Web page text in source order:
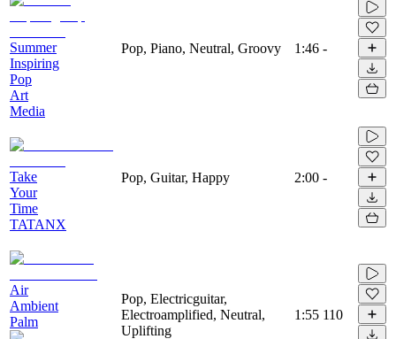
Summer
Inspiring
Pop
Art
Media
Pop, Piano, Neutral, Groovy 1:46 -
Take
Your
Time
TATANX
Pop, Guitar, Happy 2:00 -
Air
Ambient
Palm
Pop, Electricguitar,
Electroamplified, Neutral,
Uplifting
1:55 110